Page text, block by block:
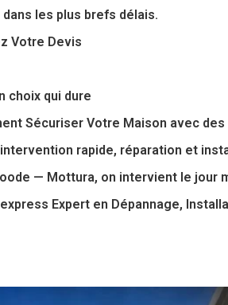
les plus brefs délais.
Votre Devis
choix qui dure
Sécuriser Votre Maison avec
rapide, réparation et
— Mottura, on intervient le jour
Expert en Dépannage,